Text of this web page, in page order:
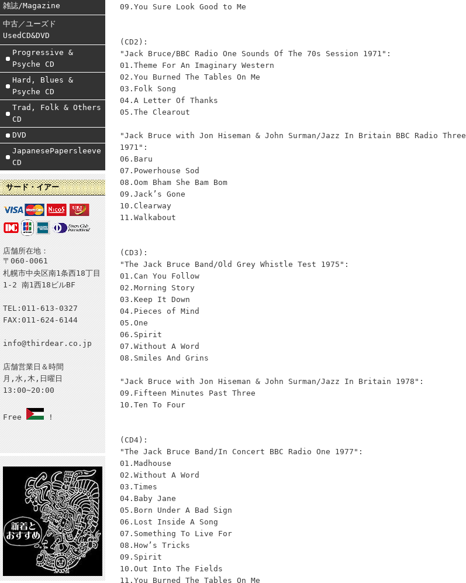
雑誌/Magazine
中古／ユーズド
UsedCD&DVD
Progressive &
Psyche CD
Hard, Blues &
Psyche CD
Trad, Folk & Others
CD
DVD
JapanesePapersleeve
CD
サード・イアー
店舗所在地：
〒060-0061
札幌市中央区南1条西18丁目
1-2 南1西18ビルBF
TEL:011-613-0327
FAX:011-624-6144
info@thirdear.co.jp
店舗営業日＆時間
月,水,木,日曜日
13:00~20:00
Free !
09.You Sure Look Good to Me
(CD2):
"Jack Bruce/BBC Radio One Sounds Of The 70s Session 1971":
01.Theme For An Imaginary Western
02.You Burned The Tables On Me
03.Folk Song
04.A Letter Of Thanks
05.The Clearout
"Jack Bruce with Jon Hiseman & John Surman/Jazz In Britain BBC Radio Three
1971":
06.Baru
07.Powerhouse Sod
08.Oom Bham She Bam Bom
09.Jack’s Gone
10.Clearway
11.Walkabout
(CD3):
"The Jack Bruce Band/Old Grey Whistle Test 1975":
01.Can You Follow
02.Morning Story
03.Keep It Down
04.Pieces of Mind
05.One
06.Spirit
07.Without A Word
08.Smiles And Grins
"Jack Bruce with Jon Hiseman & John Surman/Jazz In Britain 1978":
09.Fifteen Minutes Past Three
10.Ten To Four
(CD4):
"The Jack Bruce Band/In Concert BBC Radio One 1977":
01.Madhouse
02.Without A Word
03.Times
04.Baby Jane
05.Born Under A Bad Sign
06.Lost Inside A Song
07.Something To Live For
08.How’s Tricks
09.Spirit
10.Out Into The Fields
11.You Burned The Tables On Me